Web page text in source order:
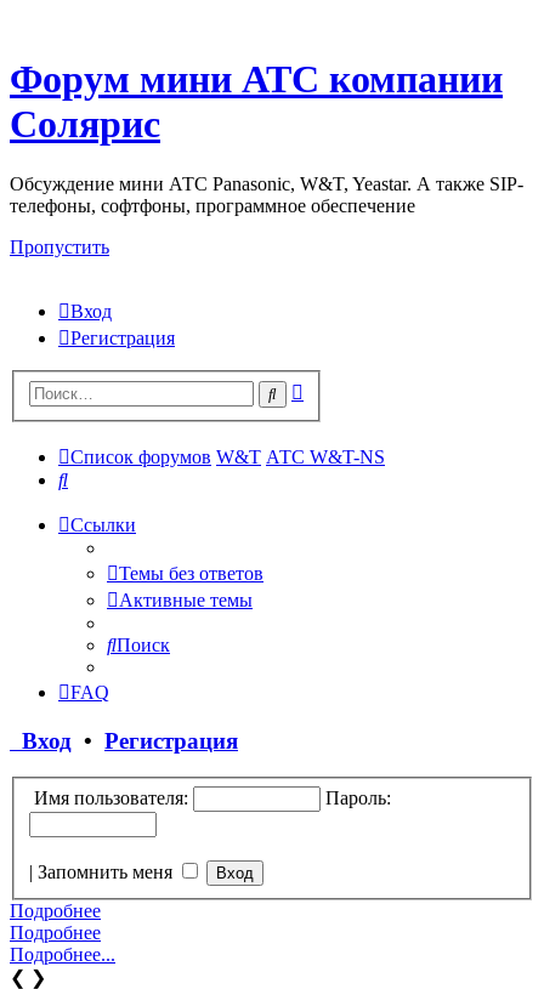
Форум мини АТС компании
Солярис
Обсуждение мини АТС Panasonic, W&T, Yeastar. А также SIP-
телефоны, софтфоны, программное обеспечение
Пропустить
Вход
Регистрация
Поиск
Список форумов W&T АТС W&T-NS
Поиск
Ссылки
Темы без ответов
Активные темы
Поиск
FAQ
Вход • Регистрация
Имя пользователя: Пароль:
| Запомнить меня
Подробнее
Подробнее
Подробнее...
❮ ❯